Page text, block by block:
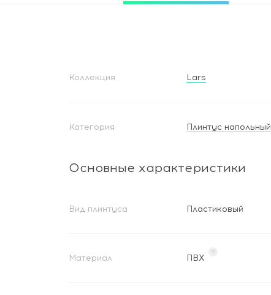
Коллекция Lars
Категория Плинтус напольный
Основные характеристики
Вид плинтуса Пластиковый
Материал ПВХ
?